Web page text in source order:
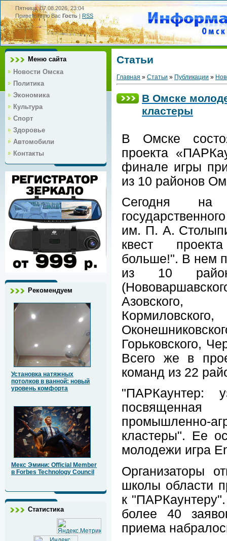
Пятница, 07.08.2026, 23:04
Приветствую Вас Гость|RSS
Меню сайта
Новости Омска
Политика
Экономика
Культура
Спорт
Здоровье
Автомобили
Контакты
Рекомендуем
Установка натяжных
потолков в ванной: новый
уровень комфорта
Мекс Эмини: Official Member
в Forbes Technology Council
Статистика
Статьи
Главная » Статьи » Публикации »
В Омске
кластеры
В Омске
проекта
финале игры
из 10 районов
Сегодня на
им. П. А.
квест
больше!". В нем
из 10
Азовского,
Горьковского,
Всего же в
команд из 22
"ПАРКаунтер:
промышленно-
кластеры". Ее
молодежи игра
Организаторы
школы области
к
более 40
приема